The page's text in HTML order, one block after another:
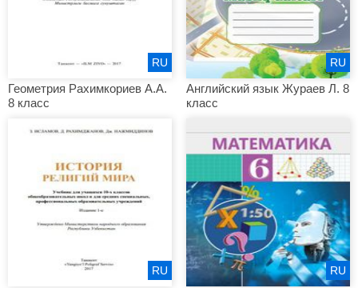
Геометрия Рахимкориев А.А.
8 класс
RU
Английский язык Жураев Л. 8
класс
RU
RU RU